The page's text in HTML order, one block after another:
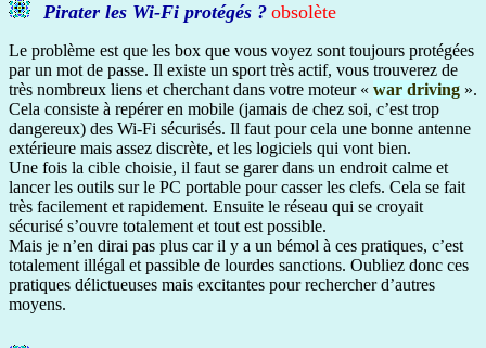
Pirater les Wi-Fi protégés ? obsolète
Le problème est que les box que vous voyez sont toujours protégées
par un mot de passe. Il existe un sport très actif, vous trouverez de
très nombreux liens et cherchant dans votre moteur « war driving ».
Cela consiste à repérer en mobile (jamais de chez soi, c’est trop
dangereux) des Wi-Fi sécurisés. Il faut pour cela une bonne antenne
extérieure mais assez discrète, et les logiciels qui vont bien.
Une fois la cible choisie, il faut se garer dans un endroit calme et
lancer les outils sur le PC portable pour casser les clefs. Cela se fait
très facilement et rapidement. Ensuite le réseau qui se croyait
sécurisé s’ouvre totalement et tout est possible.
Mais je n’en dirai pas plus car il y a un bémol à ces pratiques, c’est
totalement illégal et passible de lourdes sanctions. Oubliez donc ces
pratiques délictueuses mais excitantes pour rechercher d’autres
moyens.